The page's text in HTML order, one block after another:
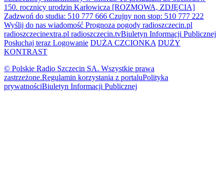
150. rocznicy urodzin Karłowicza [ROZMOWA, ZDJĘCIA]
Zadzwoń do studia: 510 777 666 Czujny non stop: 510 777 222
Wyślij do nas wiadomość Prognoza pogody radioszczecin.pl
radioszczecinextra.pl radioszczecin.tvBiuletyn Informacji Publicznej
Posłuchaj teraz Logowanie DUŻA CZCIONKA DUŻY
KONTRAST
© Polskie Radio Szczecin SA. Wszystkie prawa
zastrzeżone.Regulamin korzystania z portaluPolityka
prywatnościBiuletyn Informacji Publicznej